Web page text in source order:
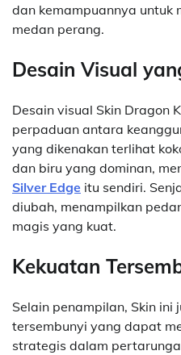
dan kemampuannya untuk
medan perang.
Desain Visual
Desain visual Skin Dragon
perpaduan antara
yang dikenakan terlihat
dan biru yang dominan,
Silver Edge itu sendiri.
diubah, menampilkan
magis yang kuat.
Kekuatan
Selain penampilan, Skin
tersembunyi yang dapat
strategis dalam